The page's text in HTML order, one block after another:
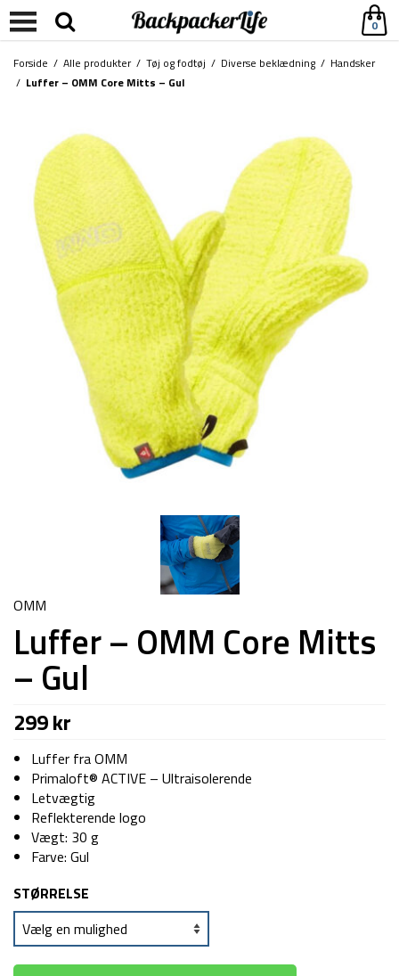
0
Forside / Alle produkter/ Tøj og fodtøj / Diverse beklædning / Handsker
/ Luffer – OMM Core Mitts – Gul
OMM
Luffer – OMM Core Mitts
– Gul
299kr
Luffer fra OMM
Primaloft® ACTIVE – Ultraisolerende
Letvægtig
Reflekterende logo
Vægt: 30 g
Farve: Gul
STØRRELSE